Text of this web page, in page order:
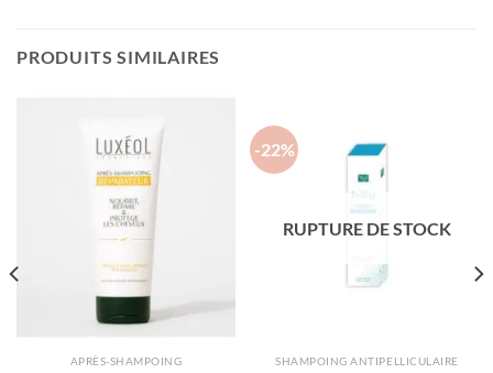
PRODUITS SIMILAIRES
APRÈS-SHAMPOING
-22%
RUPTURE DE STOCK
SHAMPOING ANTIPELLICULAIRE